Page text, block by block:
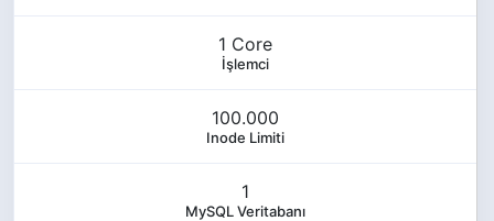
1 Core
İşlemci
100.000
Inode Limiti
1
MySQL Veritabanı